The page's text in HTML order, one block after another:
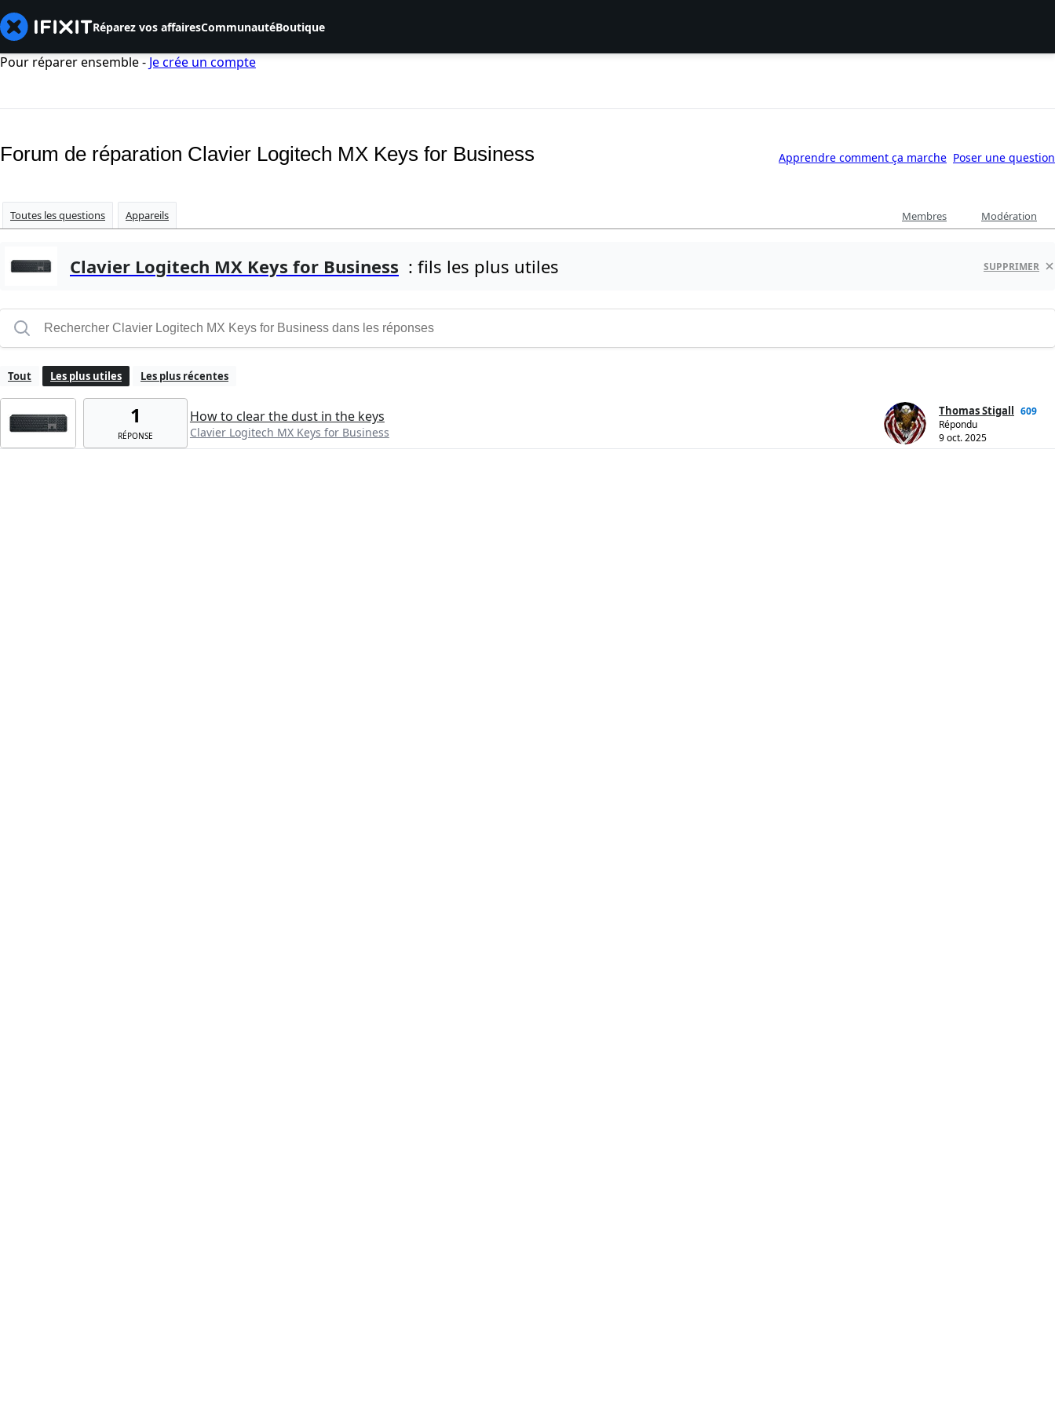
Réparez vos affairesCommunautéBoutique
Pour réparer ensemble - Je crée un compte
Forum de réparation Clavier Logitech MX Keys for Business Apprendre comment ça marche Poser une question
Toutes les questions Appareils Membres Modération
Clavier Logitech MX Keys for Business : fils les plus utiles SUPPRIMER
Tout Les plus utiles Les plus récentes
1
RÉPONSE
How to clear the dust in the keys
Clavier Logitech MX Keys for Business
Thomas Stigall 609
Répondu
9 oct. 2025